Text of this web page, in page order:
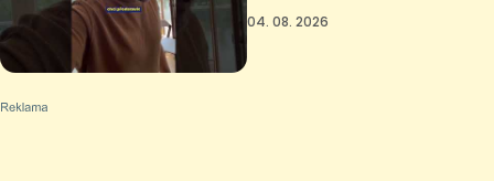
04. 08. 2026